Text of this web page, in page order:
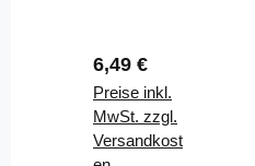
Stück
Regulärer Preis:
6,49 €
Preise inkl.
MwSt. zzgl.
Versandkost